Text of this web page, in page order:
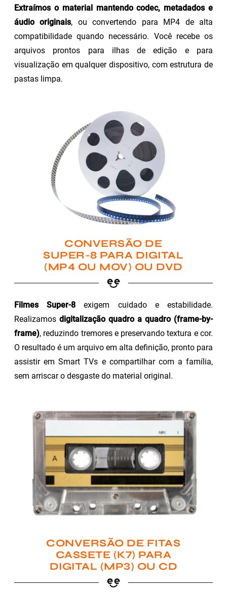
Extraímos o material mantendo codec, metadados e
áudio originais, ou convertendo para MP4 de alta
compatibilidade quando necessário. Você recebe os
arquivos prontos para ilhas de edição e para
visualização em qualquer dispositivo, com estrutura de
pastas limpa.
CONVERSÃO DE
SUPER-8 PARA DIGITAL
(MP4 OU MOV) OU DVD
Filmes Super-8 exigem cuidado e estabilidade.
Realizamos digitalização quadro a quadro (frame-by-
frame), reduzindo tremores e preservando textura e cor.
O resultado é um arquivo em alta definição, pronto para
assistir em Smart TVs e compartilhar com a família,
sem arriscar o desgaste do material original.
CONVERSÃO DE FITAS
CASSETE (K7) PARA
DIGITAL (MP3) OU CD